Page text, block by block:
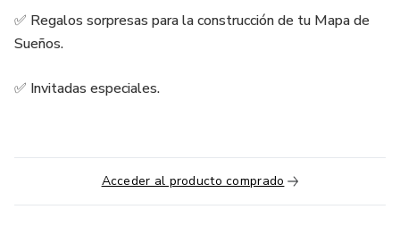
✅ Regalos sorpresas para la construcción de tu Mapa de
Sueños.
✅ Invitadas especiales.
Acceder al producto comprado